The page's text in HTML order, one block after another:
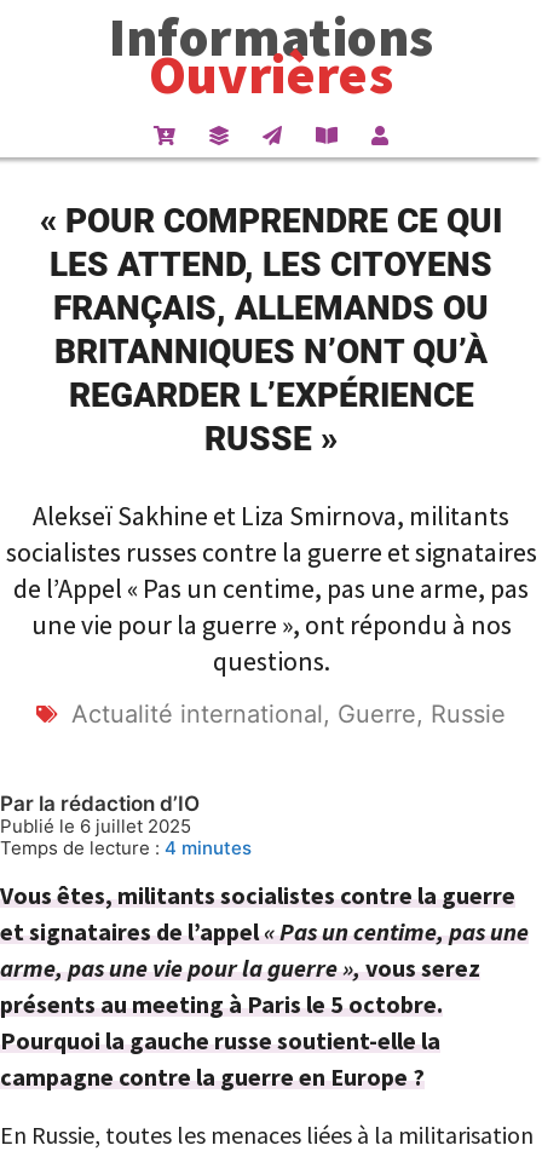
Informations
Ouvrières
« POUR COMPRENDRE CE QUI
LES ATTEND, LES CITOYENS
FRANÇAIS, ALLEMANDS OU
BRITANNIQUES N’ONT QU’À
REGARDER L’EXPÉRIENCE
RUSSE »
Alekseï Sakhine et Liza Smirnova, militants
socialistes russes contre la guerre et signataires
de l’Appel « Pas un centime, pas une arme, pas
une vie pour la guerre », ont répondu à nos
questions.
Actualité international, Guerre, Russie
Par la rédaction d’IO
Publié le 6 juillet 2025
Temps de lecture : 4 minutes
Vous êtes, militants socialistes contre la guerre
et signataires de l’appel« Pas un centime, pas une
arme, pas une vie pour la guerre »,vous serez
présents au meeting à Paris le 5 octobre.
Pourquoi la gauche russe soutient-elle la
campagne contre la guerre en Europe ?
En Russie, toutes les menaces liées à la militarisation